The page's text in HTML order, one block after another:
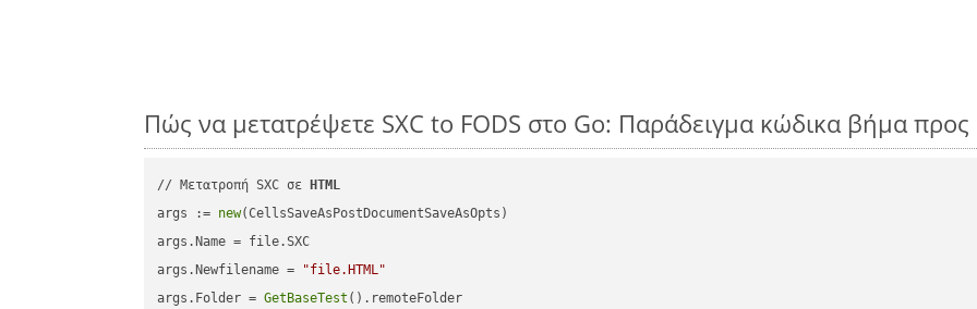
Πώς να μετατρέψετε SXC to FODS στο Go: Παράδειγμα κώδικα βήμα
// Μετατροπή SXC σε
HTML
args := new(CellsSaveAsPostDocumentSaveAsOpts)
args.Name = file.SXC
args.Newfilename =
"file.HTML"
args.Folder = GetBaseTest ().remoteFolder